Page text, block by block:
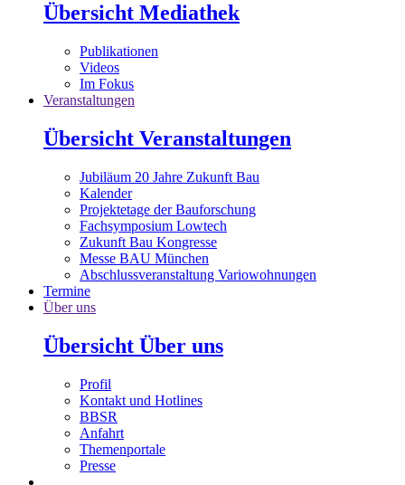
Übersicht Mediathek
Publikationen
Videos
Im Fokus
Veranstaltungen
Übersicht Veranstaltungen
Jubiläum 20 Jahre Zukunft Bau
Kalender
Projektetage der Bauforschung
Fachsymposium Lowtech
Zukunft Bau Kongresse
Messe BAU München
Abschlussveranstaltung Variowohnungen
Termine
Über uns
Übersicht Über uns
Profil
Kontakt und Hotlines
BBSR
Anfahrt
Themenportale
Presse